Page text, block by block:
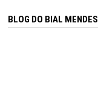
BLOG DO BIAL MENDES